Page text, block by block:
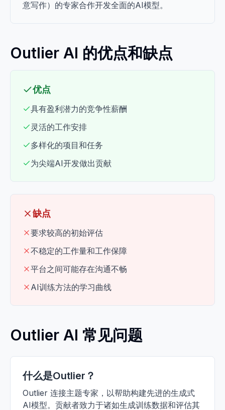
意写作）的专家合作开发全面的AI模型。
Outlier AI 的优点和缺点
优点
具有盈利潜力的竞争性薪酬
灵活的工作安排
多样化的项目和任务
为尖端AI开发做出贡献
缺点
要求较高的初始评估
不稳定的工作量和工作保障
平台之间可能存在沟通不畅
AI训练方法的学习曲线
Outlier AI 常见问题
什么是Outlier？
Outlier 连接主题专家，以帮助构建先进的生成式
AI模型。贡献者致力于诸如生成训练数据和评估其